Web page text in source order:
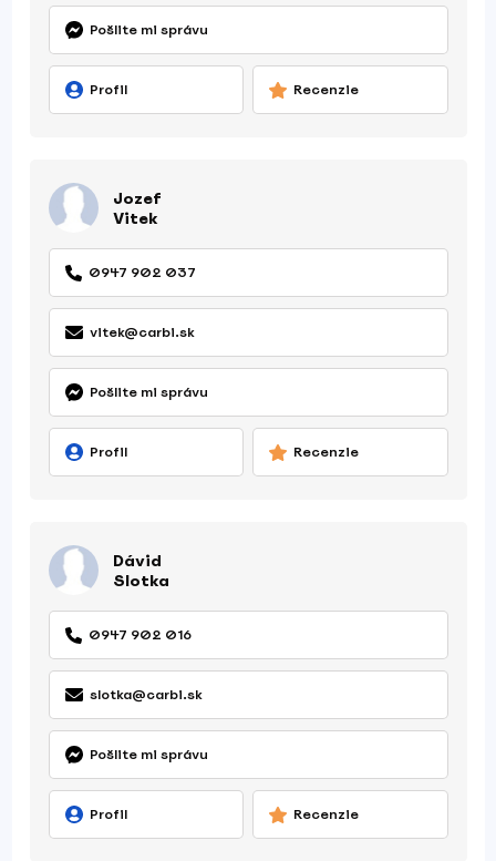
Pošlite mi správu
Profil Recenzie
Jozef
Vitek
0947 902 037
vitek@carbi.sk
Pošlite mi správu
Profil Recenzie
Dávid
Slotka
0947 902 016
slotka@carbi.sk
Pošlite mi správu
Profil Recenzie